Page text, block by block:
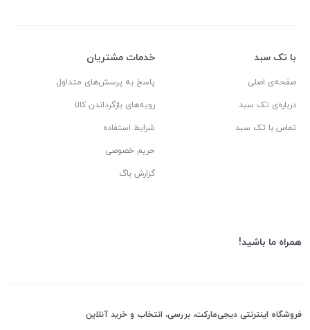
با تک سبد
صفحه‌ی اصلی
درباره‌ی تک سبد
تماس با تک سبد
خدمات مشتریان
پاسخ به پرسش‌های متداول
رویه‌های بازگرداندن کالا
شرایط استفاده
حریم خصوصی
گزارش باگ
همراه ما باشید!
فروشگاه اینترنتی دیجی‌مارکت، بررسی، انتخاب و خرید آنلاین